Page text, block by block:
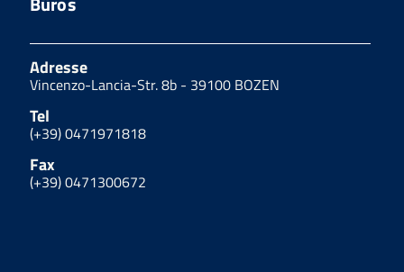
Adresse
Vincenzo-Lancia-Str. 8b - 39100 BOZEN
Tel
(+39) 0471971818
Fax
(+39) 0471300672